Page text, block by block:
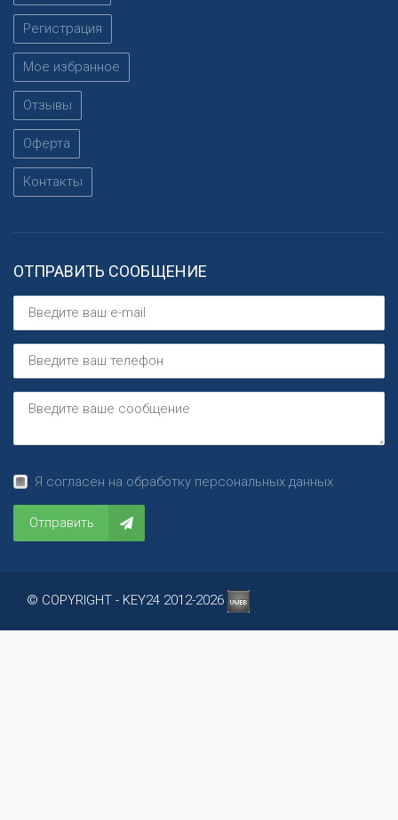
Регистрация
Мое избранное
Отзывы
Оферта
Контакты
ОТПРАВИТЬ СООБЩЕНИЕ
Я согласен на обработку персональных данных
Отправить
© COPYRIGHT - KEY24 2012-2026